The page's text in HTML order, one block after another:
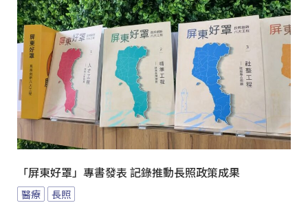
「屏東好罩」專書發表 記錄推動長照政策成果
醫療 長照